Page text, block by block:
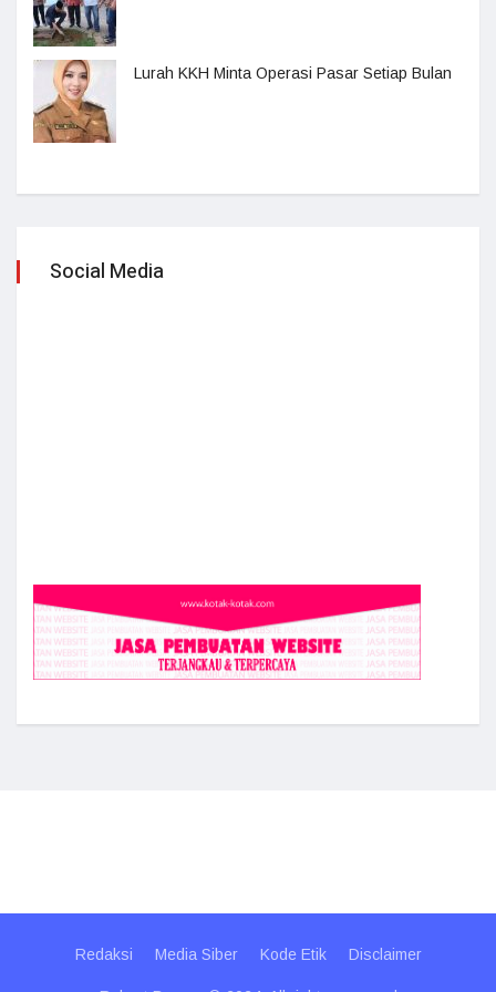
Lurah KKH Minta Operasi Pasar Setiap Bulan
Social Media
Redaksi Media Siber Kode Etik Disclaimer